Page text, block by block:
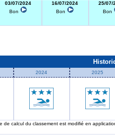
03/07/2024
Bon
16/07/2024
Bon
25/07/
Bon
2024 2025
de calcul du classement est modifié en